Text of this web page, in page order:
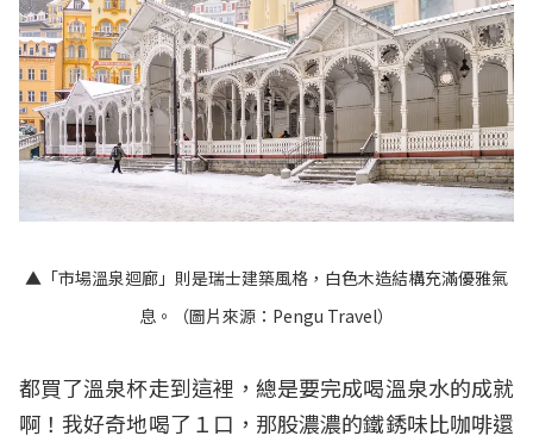
▲「市場溫泉迴廊」則是瑞士建築風格，白色木造結構充滿優雅氣
息。（圖片來源： Pengu Travel）
都買了溫泉杯走到這裡，總是要完成喝溫泉水的成就
啊！我好奇地喝了１口，那股濃濃的鐵銹味比咖啡還